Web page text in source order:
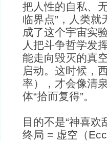
把人性的自私、
临界点”，人类就
成了这个宇宙实
人把斗争哲学发
能走向毁灭的真
启动。这时候，
率），才会像清
体“拾而复得”。
目的不是“神喜
终局 = 虚空（